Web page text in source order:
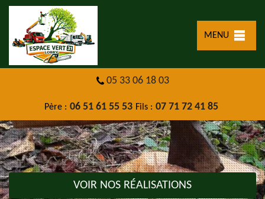
MENU
05 33 06 18 03
Père : 06 51 61 55 53 Fils : 07 71 72 41 85
VOIR NOS RÉALISATIONS